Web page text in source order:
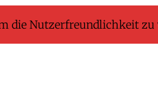
die Nutzerfreundlichkeit